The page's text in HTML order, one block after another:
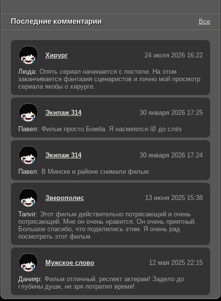
Последние комментарии Все
Хирург 24 июля 2026 16:22
Люда: Опять сериал начинается с постели. На этом
заканчивается фантазия сценаристов и лично мой просмотр
сериала якобы о хирурге.
Экипаж 314 30 января 2026 17:25
Павел: Фильм просто Бомба. Я насмеялся 🤣 до слёз
Экипаж 314 30 января 2026 17:24
Павел: В Минске и районе снимали фильм.
Зверополис 13 июня 2025 15:38
Tanvir: Этот фильм действительно потрясающий и очень
потрясающий. Мне он очень нравится. Он очень приятный.
Большое спасибо, что поделились этим. Я очень рад
посмотреть этот фильм.
Мужское слово 12 мая 2025 22:15
Данияр: Фильм отличный, респект актерам! Задело до
глубины души, не зря потратил время!